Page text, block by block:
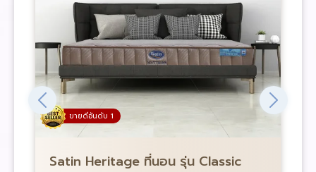
ขายดีอันดับ 1
Satin Heritage ที่นอน รุ่น Classic